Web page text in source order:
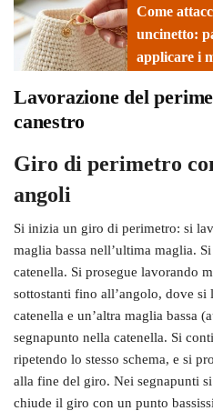
Come
uncinetto:
applicare i
Lavorazione del
canestro
Giro di perimetro
angoli
Si inizia un giro di perimetro: si
maglia bassa nell’ultima maglia.
catenella. Si prosegue lavorando
sottostanti fino all’angolo, dove si
catenella e un’altra maglia bassa
segnapunto nella catenella. Si
ripetendo lo stesso schema, e si
alla fine del giro. Nei segnapunti
chiude il giro con un punto